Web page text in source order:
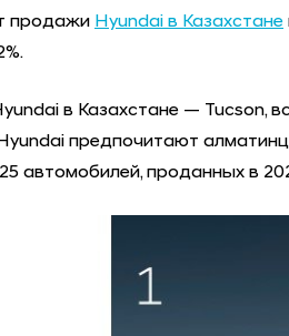
продажи Hyundai в Казахстане
в Казахстане — Tucson,
предпочитают
автомобилей, проданных в